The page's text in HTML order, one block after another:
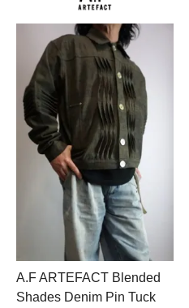
A.F ARTEFACT Blended
Shades Denim Pin Tuck